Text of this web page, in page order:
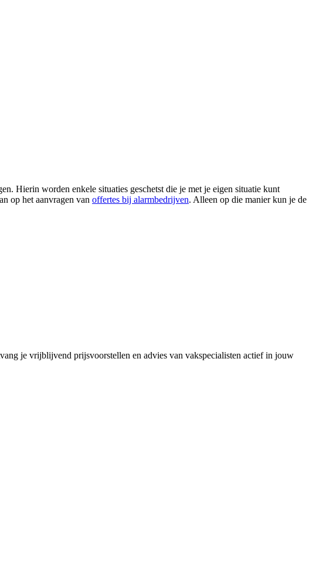
Hierin worden enkele situaties geschetst die je met je eigen situatie kunt
op het aanvragen van offertes bij alarmbedrijven. Alleen op die manier kun je de
je vrijblijvend prijsvoorstellen en advies van vakspecialisten actief in jouw